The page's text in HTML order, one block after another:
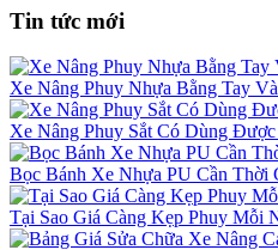
Tin tức mới
Xe Nâng Phuy Nhựa Bằng Tay
Xe Nâng Phuy Sắt Có Dùng
Bọc Bánh Xe Nhựa PU Cần
Tại Sao Giá Càng Kẹp Phuy Mỗi